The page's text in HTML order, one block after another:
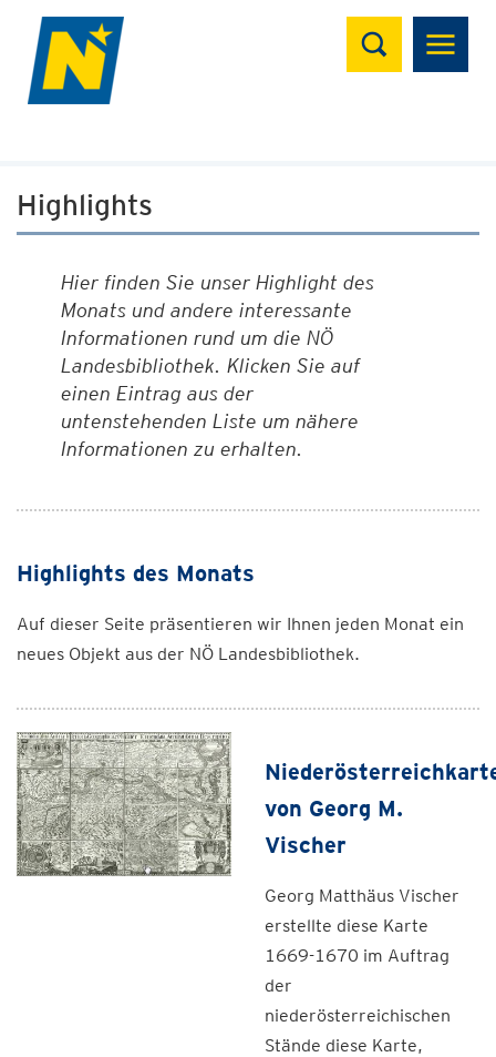
Suchen
Highlights
Hier finden Sie unser Highlight des
Monats und andere interessante
Informationen rund um die NÖ
Landesbibliothek. Klicken Sie auf
einen Eintrag aus der
untenstehenden Liste um nähere
Informationen zu erhalten.
Highlights des Monats
Auf dieser Seite präsentieren wir Ihnen jeden Monat ein
neues Objekt aus der NÖ Landesbibliothek.
von Georg M.
Vischer
Georg Matthäus Vischer
erstellte diese Karte
1669-1670 im Auftrag
der
niederösterreichischen
Stände diese Karte,